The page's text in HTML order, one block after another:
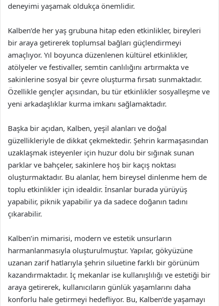
deneyimi yaşamak oldukça önemlidir.
Kalben’de her yaş grubuna hitap eden etkinlikler, bireyleri
bir araya getirerek toplumsal bağları güçlendirmeyi
amaçlıyor. Yıl boyunca düzenlenen kültürel etkinlikler,
atölyeler ve festivaller, semtin canlılığını artırmakta ve
sakinlerine sosyal bir çevre oluşturma fırsatı sunmaktadır.
Özellikle gençler açısından, bu tür etkinlikler sosyalleşme ve
yeni arkadaşlıklar kurma imkanı sağlamaktadır.
Başka bir açıdan, Kalben, yeşil alanları ve doğal
güzellikleriyle de dikkat çekmektedir. Şehrin karmaşasından
uzaklaşmak isteyenler için huzur dolu bir sığınak sunan
parklar ve bahçeler, sakinlere hoş bir kaçış noktası
oluşturmaktadır. Bu alanlar, hem bireysel dinlenme hem de
toplu etkinlikler için idealdir. İnsanlar burada yürüyüş
yapabilir, piknik yapabilir ya da sadece doğanın tadını
çıkarabilir.
Kalben’in mimarisi, modern ve estetik unsurların
harmanlanmasıyla oluşturulmuştur. Yapılar, gökyüzüne
uzanan zarif hatlarıyla şehrin siluetine farklı bir görünüm
kazandırmaktadır. İç mekanlar ise kullanışlılığı ve estetiği bir
araya getirerek, kullanıcıların günlük yaşamlarını daha
konforlu hale getirmeyi hedefliyor. Bu, Kalben’de yaşamayı